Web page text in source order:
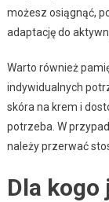
możesz osiągnąć,
adaptację do
Warto również
indywidualnych
skóra na krem i
potrzeba. W
należy przerwać
Dla